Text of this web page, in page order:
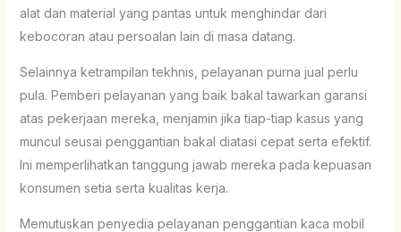
alat dan material yang pantas untuk menghindar dari
kebocoran atau persoalan lain di masa datang.
Selainnya ketrampilan tekhnis, pelayanan purna jual perlu
pula. Pemberi pelayanan yang baik bakal tawarkan garansi
atas pekerjaan mereka, menjamin jika tiap-tiap kasus yang
muncul seusai penggantian bakal diatasi cepat serta efektif.
Ini memperlihatkan tanggung jawab mereka pada kepuasan
konsumen setia serta kualitas kerja.
Memutuskan penyedia pelayanan penggantian kaca mobil